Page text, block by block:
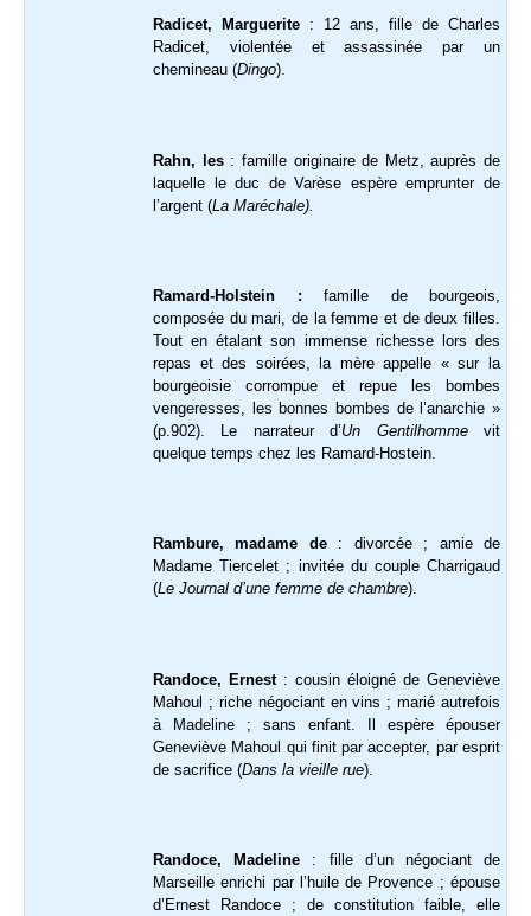
Radicet, Marguerite : 12 ans, fille de Charles
Radicet, violentée et assassinée par un
chemineau (Dingo).
Rahn, les : famille originaire de Metz, auprès de
laquelle le duc de Varèse espère emprunter de
l’argent (La Maréchale).
Ramard-Holstein : famille de bourgeois,
composée du mari, de la femme et de deux filles.
Tout en étalant son immense richesse lors des
repas et des soirées, la mère appelle « sur la
bourgeoisie corrompue et repue les bombes
vengeresses, les bonnes bombes de l’anarchie »
(p.902). Le narrateur d’Un Gentilhommevit
quelque temps chez les Ramard-Hostein.
Rambure, madame de: divorcée ; amie de
Madame Tiercelet ; invitée du couple Charrigaud
(Le Journal d’une femme de chambre).
Randoce, Ernest : cousin éloigné de Geneviève
Mahoul ; riche négociant en vins ; marié autrefois
à Madeline ; sans enfant. Il espère épouser
Geneviève Mahoul qui finit par accepter, par esprit
de sacrifice (Dans la vieille rue).
Randoce, Madeline : fille d’un négociant de
Marseille enrichi par l’huile de Provence ; épouse
d’Ernest Randoce ; de constitution faible, elle